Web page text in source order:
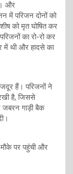
और
में परिजन दोनों को
को मृत घोषित कर
का रो-रो कर
में थी और हादसे का
हैं। परिजनों ने
है, जिससे
जबरन गाड़ी बैक
पर पहुंची और